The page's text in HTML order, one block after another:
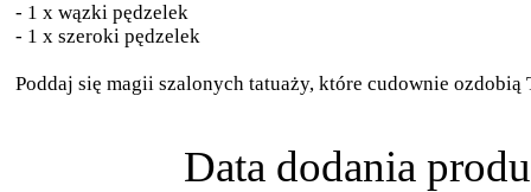
- 1 x wązki pędzelek
- 1 x szeroki pędzelek
Poddaj się magii szalonych tatuaży, które cudownie ozdobią
Data dodania